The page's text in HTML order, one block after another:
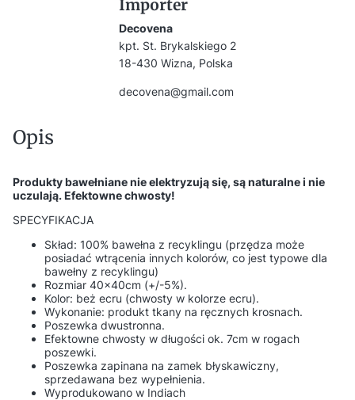
Importer
Decovena
kpt. St. Brykalskiego 2
18-430 Wizna, Polska
decovena@gmail.com
Opis
Produkty bawełniane nie elektryzują się, są naturalne i nie
uczulają. Efektowne chwosty!
SPECYFIKACJA
Skład: 100% bawełna z recyklingu (przędza może
posiadać wtrącenia innych kolorów, co jest typowe dla
bawełny z recyklingu)
Rozmiar 40x40cm (+/-5%).
Kolor: beż ecru (chwosty w kolorze ecru).
Wykonanie: produkt tkany na ręcznych krosnach.
Poszewka dwustronna.
Efektowne chwosty w długości ok. 7cm w rogach
poszewki.
Poszewka zapinana na zamek błyskawiczny,
sprzedawana bez wypełnienia.
Wyprodukowano w Indiach